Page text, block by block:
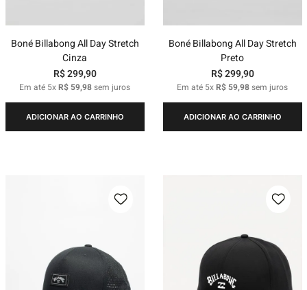
Boné Billabong All Day Stretch
Cinza
R$299,90
Em até 5xR$ 59,98sem juros
ADICIONAR AO CARRINHO
Boné Billabong All Day Stretch
Preto
R$299,90
Em até 5xR$ 59,98sem juros
ADICIONAR AO CARRINHO